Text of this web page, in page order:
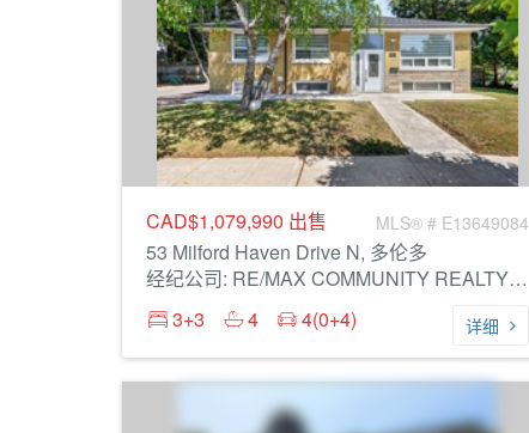
CAD$1,079,990 出售 MLS® # E13649084
53 Milford Haven Drive N, 多伦多
经纪公司: RE/MAX COMMUNITY REALTY INC.
3+3
4 4(0+4) 详细